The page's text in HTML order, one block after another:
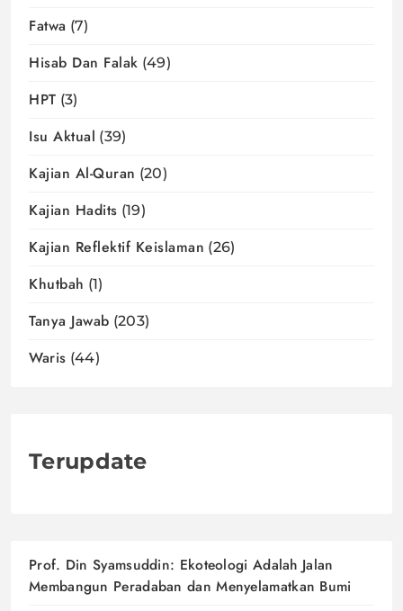
Fatwa (7)
Hisab Dan Falak (49)
HPT (3)
Isu Aktual (39)
Kajian Al-Quran (20)
Kajian Hadits (19)
Kajian Reflektif Keislaman (26)
Khutbah (1)
Tanya Jawab (203)
Waris (44)
Terupdate
Prof. Din Syamsuddin: Ekoteologi Adalah Jalan
Membangun Peradaban dan Menyelamatkan Bumi